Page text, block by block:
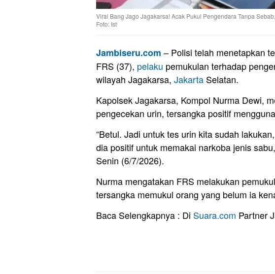
Viral Bang Jago Jagakarsa! Acak Pukul Pengendara Tanpa
Foto: Ist
Jambiseru.com – Polisi telah menetapkan
FRS (37), pelaku pemukulan terhadap
wilayah Jagakarsa, Jakarta Selatan.
Kapolsek Jagakarsa, Kompol Nurma Dewi,
pengecekan urin, tersangka positif
“Betul. Jadi untuk tes urin kita sudah
dia positif untuk memakai narkoba jenis
Senin (6/7/2026).
Nurma mengatakan FRS melakukan
tersangka memukul orang yang belum ia
Baca Selengkapnya : Di Suara.com Partner